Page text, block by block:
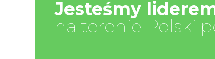
Jesteśmy
na terenie Polski